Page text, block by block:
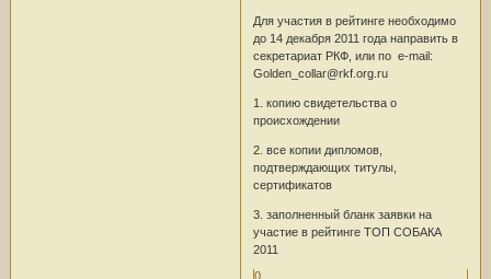
Для участия в рейтинге необходимо
до 14 декабря 2011 года направить в
секретариат РКФ, или по e-mail:
Golden_collar@rkf.org.ru
1. копию свидетельства о
происхождении
2. все копии дипломов,
подтверждающих титулы,
сертификатов
3. заполненный бланк заявки на
участие в рейтинге ТОП СОБАКА
2011
0